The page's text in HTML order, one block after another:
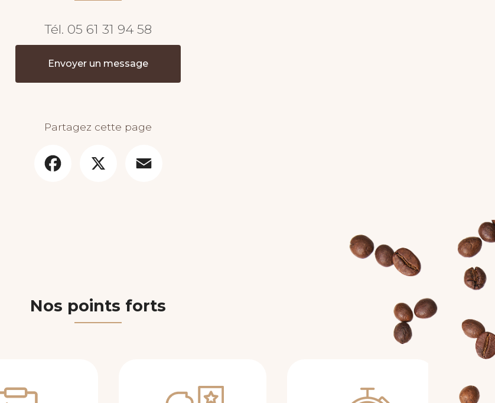
Tél. 05 61 31 94 58
Envoyer un message
Partagez cette page
Nos points forts